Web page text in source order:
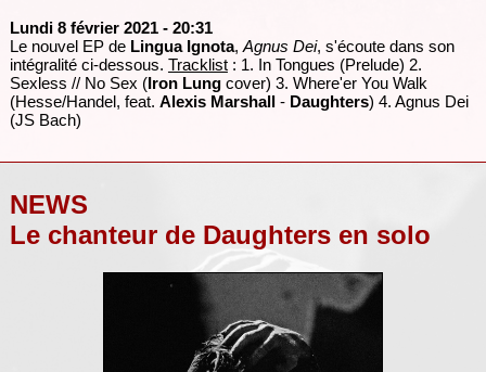
Lundi 8 février 2021 - 20:31
Le nouvel EP de Lingua Ignota, Agnus Dei, s'écoute dans son
intégralité ci-dessous. Tracklist: 1. In Tongues (Prelude) 2.
Sexless // No Sex (Iron Lungcover) 3. Where'er You Walk
(Hesse/Handel, feat. Alexis Marshall- Daughters) 4. Agnus Dei
(JS Bach)
NEWS
Le chanteur de Daughters en solo